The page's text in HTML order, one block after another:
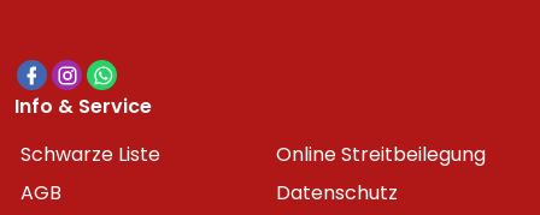
Info & Service
Schwarze Liste
Online Streitbeilegung
AGB
Datenschutz